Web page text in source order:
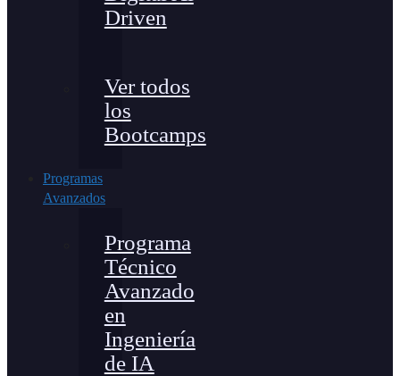
Driven
Ver todos
los
Bootcamps
Programas
Avanzados
Programa
Técnico
Avanzado
en
Ingeniería
de IA